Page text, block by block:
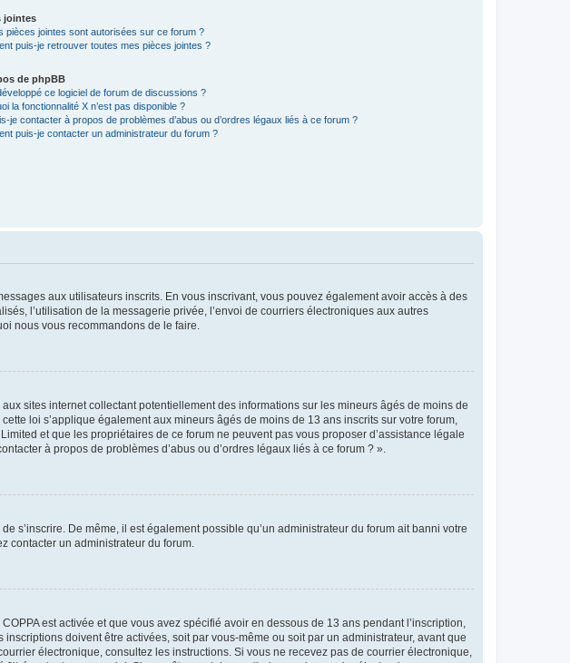
jointes
pièces jointes sont autorisées sur ce forum ?
puis-je retrouver toutes mes pièces jointes ?
de phpBB
ce logiciel de forum de discussions ?
la fonctionnalité X n’est pas disponible ?
je contacter à propos de problèmes d’abus ou d’ordres légaux liés à ce forum ?
puis-je contacter un administrateur du forum ?
aux utilisateurs inscrits. En vous inscrivant, vous pouvez également avoir accès à des
l’utilisation de la messagerie privée, l’envoi de courriers électroniques aux autres
nous vous recommandons de le faire.
sites internet collectant potentiellement des informations sur les mineurs âgés de moins de
loi s’applique également aux mineurs âgés de moins de 13 ans inscrits sur votre forum,
et que les propriétaires de ce forum ne peuvent pas vous proposer d’assistance légale
à propos de problèmes d’abus ou d’ordres légaux liés à ce forum ? ».
s’inscrire. De même, il est également possible qu’un administrateur du forum ait banni votre
contacter un administrateur du forum.
est activée et que vous avez spécifié avoir en dessous de 13 ans pendant l’inscription,
doivent être activées, soit par vous-même ou soit par un administrateur, avant que
électronique, consultez les instructions. Si vous ne recevez pas de courrier électronique,